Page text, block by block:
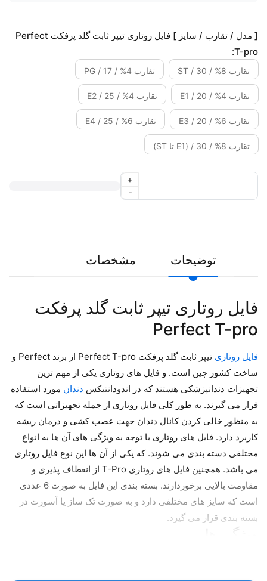
[ مدل / تقارب / سایز ] فایل روتاری تیپر ثابت گلد پرفکت Perfect
T-pro:
تقارب 8% / 30 / ST تقارب 4% / 17 / PG
تقارب 4% / 20 / E1 تقارب 4% / 25 / E2
تقارب 6% / 20 / E3 تقارب 6% / 25 / E4
تقارب 8% / 30 / (E1 تا ST)
-
+
توضیحات مشخصات
فایل روتاری تیپر ثابت گلد پرفکت
Perfect T-pro
فایل روتاری
تیپر ثابت گلد پرفکت Perfect T-pro از برند Perfect و
ساخت کشور چین است. و فایل های روتاری یکی از مهم ترین
تجهیزات دندانپزشکی هستند که در اندودانتیکس دندان مورد استفاده
قرار می گیرند. به طور کلی فایل روتاری از جمله تجهیزاتی است که
به منظور خالی کردن کانال دندان جهت عصب کشی و درمان ریشه
کاربرد دارد. فایل های روتاری با توجه به ویژگی های آن ها به انواع
مختلفی دسته بندی می شوند. که یکی از آن ها این نوع فایل روتاری
می باشد. همچنین فایل های روتاری T-Pro از انعطاف پذیری و
مقاومت بالایی برخوردارند. بسته بندی این فایل به صورت 6 عددی
است که سایز های مختلفی دارد و به صورت تک ساز یا آسورت در
بسته بندی قرار می گیرد.
ویژگی ها